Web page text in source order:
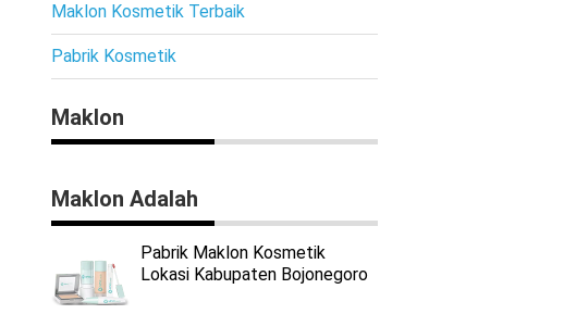
Maklon Kosmetik Terbaik
Pabrik Kosmetik
Maklon
Maklon Adalah
Pabrik Maklon Kosmetik
Lokasi Kabupaten Bojonegoro